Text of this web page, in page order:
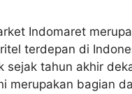
Indomaret
terdepan di
sejak tahun akhir
merupakan bagian